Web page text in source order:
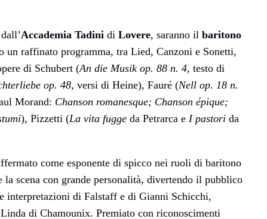
Accademia Tadini di Lovere, saranno il baritono
un raffinato programma, tra Lied, Canzoni e Sonetti,
di Schubert (An die Musik op. 88 n. 4, testo di
op. 48, versi di Heine), Fauré (Nell op. 18 n.
Morand: Chanson romanesque; Chanson épique;
), Pizzetti (La vita fugge da Petrarca e I pastori da
come esponente di spicco nei ruoli di baritono
scena con grande personalità, divertendo il pubblico
interpretazioni di Falstaff e di Gianni Schicchi,
di Chamounix. Premiato con riconoscimenti